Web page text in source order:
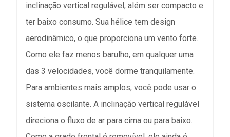
inclinação vertical regulável, além ser compacto e
ter baixo consumo. Sua hélice tem design
aerodinâmico, o que proporciona um vento forte.
Como ele faz menos barulho, em qualquer uma
das 3 velocidades, você dorme tranquilamente.
Para ambientes mais amplos, você pode usar o
sistema oscilante. A inclinação vertical regulável
direciona o fluxo de ar para cima ou para baixo.